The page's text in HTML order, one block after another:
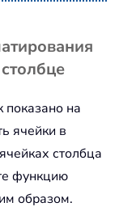
показано на
ячейки в
столбца
функцию
образом.